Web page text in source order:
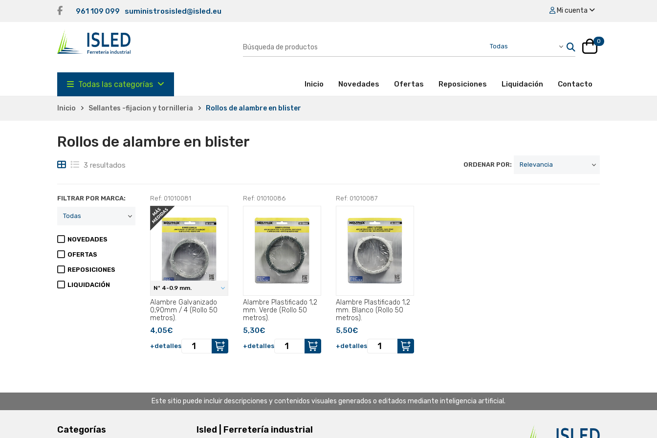
961 109 099 suministrosisled@isled.eu Mi cuenta
0
Todas las categorías Inicio (activo)Novedades Ofertas Reposiciones Liquidación Contacto
Inicio Sellantes -fijacion y tornilleria Rollos de alambre en blister
Rollos de alambre en blister
3 resultados ORDENAR POR:
FILTRAR POR MARCA:
NOVEDADES
OFERTAS
REPOSICIONES
LIQUIDACIÓN
Ref: 01010081
Nº 4-0.9 mm.
Alambre Galvanizado
0,90mm / 4 (Rollo 50
metros).
4,05€
+detalles
Ref: 01010086
Alambre Plastificado 1,2
mm. Verde (Rollo 50
metros).
5,30€
+detalles
Ref: 01010087
Alambre Plastificado 1,2
mm. Blanco (Rollo 50
metros).
5,50€
+detalles
Este sitio puede incluir descripciones y contenidos visuales generados o editados mediante inteligencia artificial.
Categorías Isled | Ferretería industrial